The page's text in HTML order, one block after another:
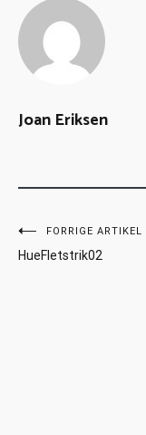
Joan Eriksen
FORRIGE ARTIKEL
HueFletstrik02